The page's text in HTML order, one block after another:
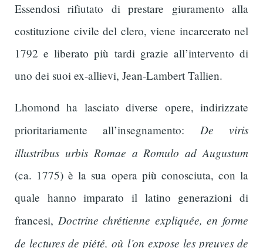
Essendosi rifiutato di prestare giuramento alla
costituzione civile del clero, viene incarcerato nel
1792 e liberato più tardi grazie all’intervento di
uno dei suoi ex-allievi, Jean-Lambert Tallien.
Lhomond ha lasciato diverse opere, indirizzate
prioritariamente all’insegnamento: De viris
illustribus urbis Romae a Romulo ad Augustum
(ca. 1775) è la sua opera più conosciuta, con la
quale hanno imparato il latino generazioni di
francesi, Doctrine chrétienne expliquée, en forme
de lectures de piété, où l’on expose les preuves de